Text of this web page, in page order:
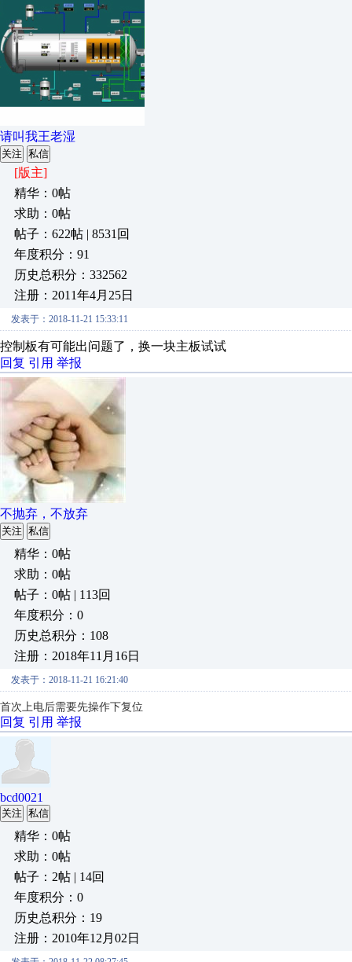
请叫我王老湿
关注 私信
[版主]
精华：0帖
求助：0帖
帖子：622帖 | 8531回
年度积分：91
历史总积分：332562
注册：2011年4月25日
发表于：2018-11-21 15:33:11
控制板有可能出问题了，换一块主板试试
回复 引用 举报
不抛弃，不放弃
关注 私信
精华：0帖
求助：0帖
帖子：0帖 | 113回
年度积分：0
历史总积分：108
注册：2018年11月16日
发表于：2018-11-21 16:21:40
首次上电后需要先操作下复位
回复 引用 举报
bcd0021
关注 私信
精华：0帖
求助：0帖
帖子：2帖 | 14回
年度积分：0
历史总积分：19
注册：2010年12月02日